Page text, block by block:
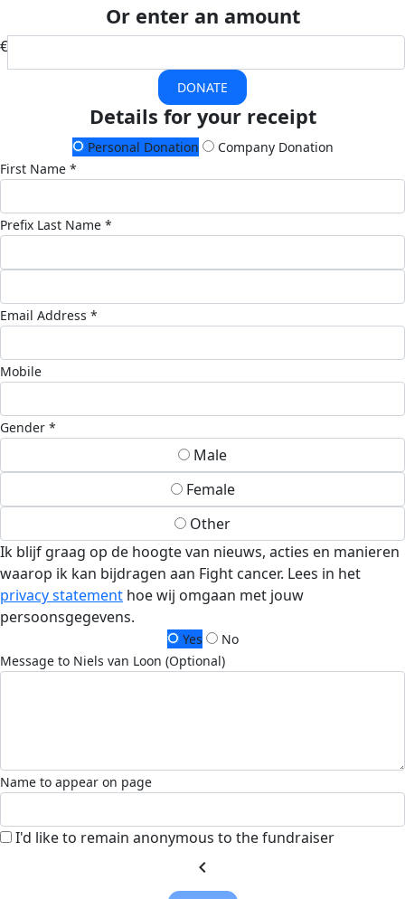
Or enter an amount
€
DONATE
Details for your receipt
Personal Donation
Company Donation
First Name *
Prefix Last Name *
Email Address *
Mobile
Gender *
Male
Female
Other
Ik blijf graag op de hoogte van nieuws, acties en manieren
waarop ik kan bijdragen aan Fight cancer. Lees in het
privacy statement hoe wij omgaan met jouw
persoonsgegevens.
Yes
No
Message to Niels van Loon (Optional)
Name to appear on page
I'd like to remain anonymous to the fundraiser
chevron_left